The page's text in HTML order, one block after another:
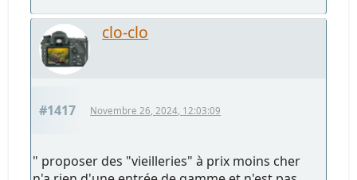
clo-clo
#1417 Novembre 26, 2024, 12:03:09
" proposer des "vieilleries" à prix moins cher